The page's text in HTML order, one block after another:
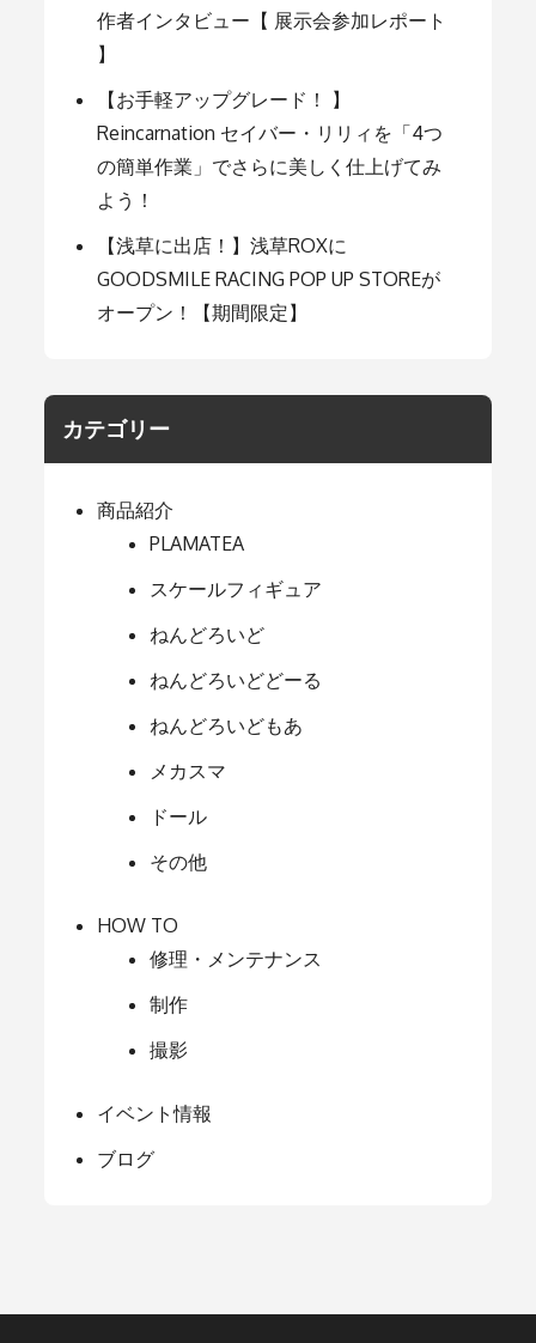
ン
作者インタビュー【 展示会参加レポート
】
【お手軽アップグレード！ 】
Reincarnation セイバー・リリィを「4つ
の簡単作業」でさらに美しく仕上げてみ
よう！
【浅草に出店！】浅草ROXに
GOODSMILE RACING POP UP STOREが
オープン！【期間限定】
カテゴリー
商品紹介
PLAMATEA
スケールフィギュア
ねんどろいど
ねんどろいどどーる
ねんどろいどもあ
メカスマ
ドール
その他
HOW TO
修理・メンテナンス
制作
撮影
イベント情報
ブログ